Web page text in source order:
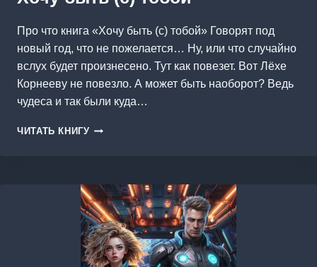
Про что книга «Хочу быть (с) тобой» Говорят под
новый год, что не пожелается… Ну, или что случайно
вслух будет произнесено. Тут как повезет. Вот Лёхе
Корнееву не повезло. А может быть наоборот? Ведь
чудеса и так были куда…
ЧИТАТЬ КНИГУ ХОЧУ